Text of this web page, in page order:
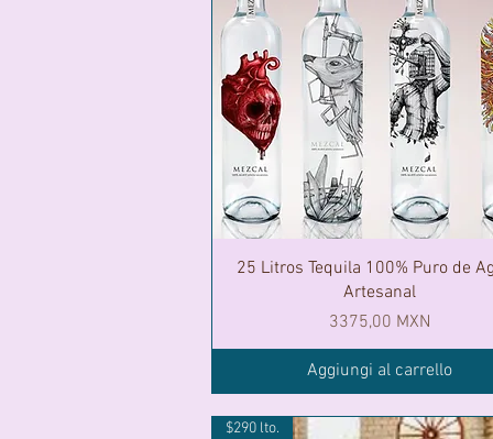
25 Litros Tequila 100% Puro de
Artesanal
Prezzo
3375,00 MXN
Aggiungi al carrello
$290 lto.